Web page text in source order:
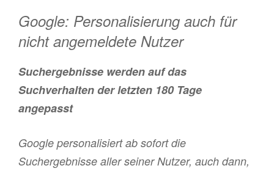
Google: Personalisierung auch für
nicht angemeldete Nutzer
Suchergebnisse werden auf das
Suchverhalten der letzten 180 Tage
angepasst
Google personalisiert ab sofort die
Suchergebnisse aller seiner Nutzer, auch dann,